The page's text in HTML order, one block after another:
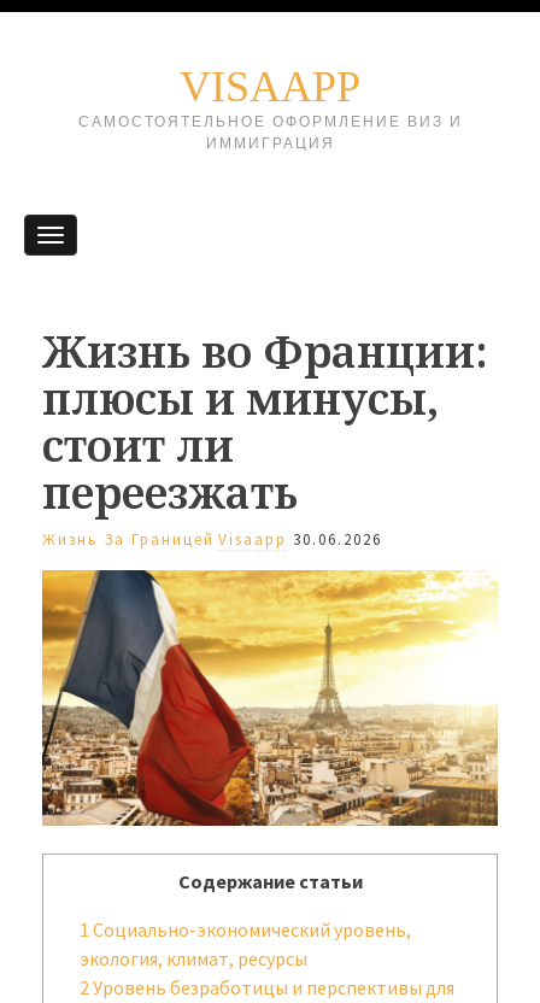
VISAAPP
САМОСТОЯТЕЛЬНОЕ ОФОРМЛЕНИЕ ВИЗ И
ИММИГРАЦИЯ
Жизнь во Франции:
плюсы и минусы,
стоит ли
переезжать
Жизнь За Границей Visaapp 30.06.2026
Содержание статьи
1 Социально-экономический уровень,
экология, климат, ресурсы
2Уровень безработицы и перспективы для